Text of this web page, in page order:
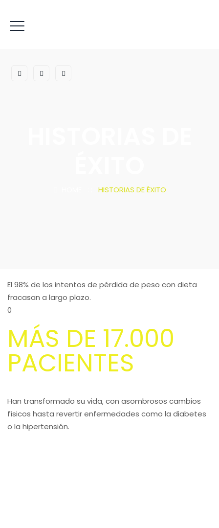
HISTORIAS DE ÉXITO
El 98% de los intentos de pérdida de peso con dieta
fracasan a largo plazo.
0
MÁS DE 17.000
PACIENTES
Han transformado su vida, con asombrosos cambios
físicos hasta revertir enfermedades como la diabetes
o la hipertensión.